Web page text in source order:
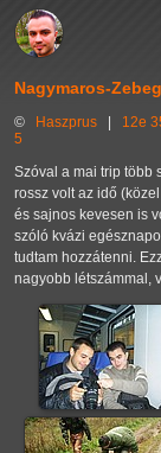
Nagymaros-
© Haszprus 12e
5
Szóval a mai trip több
rossz volt az idő
és sajnos kevesen is
szóló kvázi
tudtam hozzátenni.
nagyobb létszámmal,